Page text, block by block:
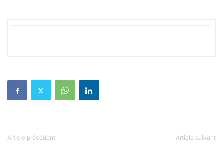
Article précédent Article suivant